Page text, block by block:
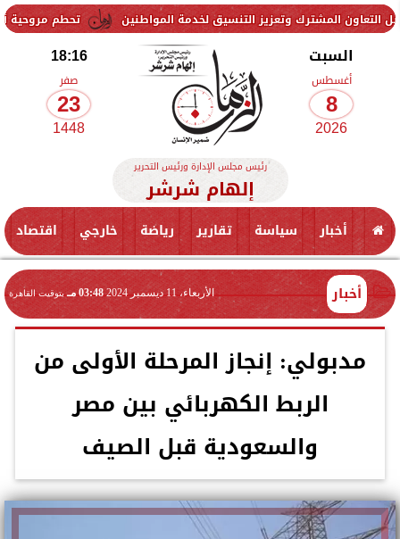
تحطم مروحية أثناء مكافحة وتعزيز التنسيق لخدمة المواطنين
السبت
أغسطس
8
2026
18:16
صفر
23
1448
رئيس مجلس الإدارة ورئيس التحرير
إلهام شرشر
أخبار سياسة تقارير رياضة خارجي اقتصاد
أخبار الأربعاء، 11 ديسمبر 2024 03:48 مـ بتوقيت القاهرة
مدبولي: إنجاز المرحلة الأولى من
الربط الكهربائي بين مصر
والسعودية قبل الصيف